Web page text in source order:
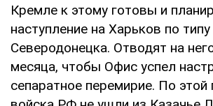
Кремле к этому готовы и
наступление на Харьков по
Северодонецка. Отводят на
месяца, чтобы Офис успел
сепаратное перемирие. По этой